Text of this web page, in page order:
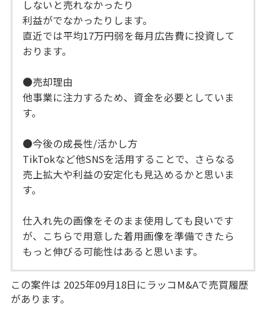
しないと売れなかったり
利益がでなかったりします。
直近では平均17万円弱を毎月広告費に投資して
おります。
●売却理由
他事業に注力するため、資金を必要としていま
す。
●今後の成長性/活かし方
TikTokなど他SNSを活用することで、さらなる
売上拡大や利益の安定化も見込めるかと思いま
す。
仕入れ先の画像をそのまま使用しても良いです
が、こちらで用意した着用画像を準備できたら
もっと伸びる可能性はあると思います。
この案件は 2025年09月18日にラッコM&Aで売買履歴
があります。